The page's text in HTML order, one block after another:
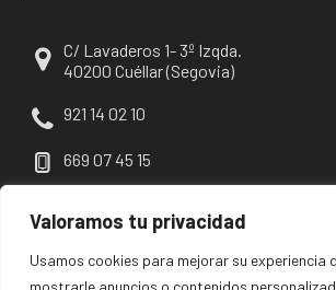
Valoramos tu privacidad
Usamos cookies para mejorar su experiencia
mostrarle anuncios o contenidos
C/ Lavaderos 1- 3º Izqda.
40200 Cuéllar (Segovia)
921 14 02 10
669 07 45 15